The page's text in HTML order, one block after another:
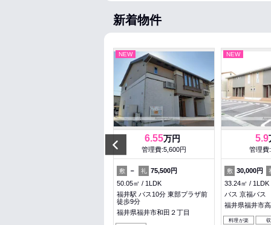
新着物件
Previous
NEW
6.55万円
管理費:5,600円
敷 － 礼 75,500円
50.05㎡
1LDK
福井駅 バス10分 東部プラザ前
徒歩9分
福井県福井市和田２丁目
NEW
5.9
管理費
敷 30,000円
33.24㎡
1LDK
バス 京福バス
福井県福井市
料理が楽